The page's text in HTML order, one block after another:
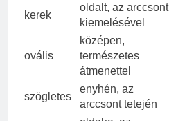
kerek
oldalt, az arccsont
kiemelésével
ovális
középen,
természetes
átmenettel
szögletes
enyhén, az
arccsont tetején